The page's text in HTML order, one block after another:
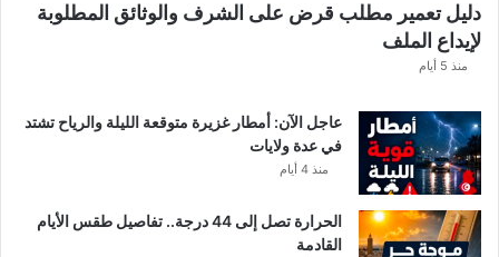
دليل تعمير مطلب قرض على الشرف والوثائق المطلوبة
لإيداع الملف
منذ 5 أيام
عاجل الآن: أمطار غزيرة متوقعة الليلة والرياح تشتد
في عدة ولايات
منذ 4 أيام
الحرارة تصل إلى 44 درجة.. تفاصيل طقس الأيام
القادمة